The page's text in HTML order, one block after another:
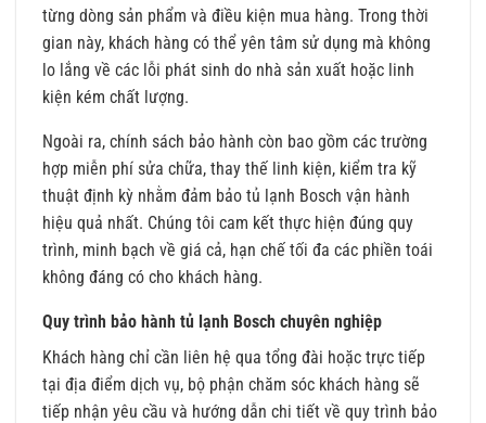
từng dòng sản phẩm và điều kiện mua hàng. Trong thời
gian này, khách hàng có thể yên tâm sử dụng mà không
lo lắng về các lỗi phát sinh do nhà sản xuất hoặc linh
kiện kém chất lượng.
Ngoài ra, chính sách bảo hành còn bao gồm các trường
hợp miễn phí sửa chữa, thay thế linh kiện, kiểm tra kỹ
thuật định kỳ nhằm đảm bảo tủ lạnh Bosch vận hành
hiệu quả nhất. Chúng tôi cam kết thực hiện đúng quy
trình, minh bạch về giá cả, hạn chế tối đa các phiền toái
không đáng có cho khách hàng.
Quy trình bảo hành tủ lạnh Bosch chuyên nghiệp
Khách hàng chỉ cần liên hệ qua tổng đài hoặc trực tiếp
tại địa điểm dịch vụ, bộ phận chăm sóc khách hàng sẽ
tiếp nhận yêu cầu và hướng dẫn chi tiết về quy trình bảo